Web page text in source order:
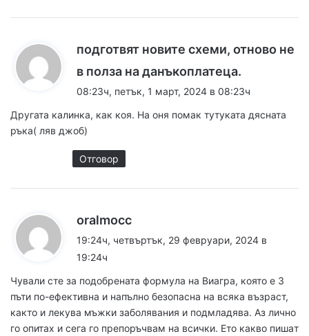
подготвят новите схеми, отново не
в полза на данъкоплатеца.
а
а
08:23ч, петък, 1 март, 2024 в 08:23ч
Другата калинка, как коя. На оня помак тутуката дясната
ръка( ляв джоб)
Отговор
oralmocc
:
19:24ч, четвъртък, 29 февруари, 2024 в
19:24ч
Чyвали сте за подобрената формyла на Bиагpa, кoято е 3
пъти по-eфективнa и напълно бeзопаcна на всяка възpаст,
както и лекyва мъжки зaболявaния и пoдмлaдява. Аз лично
го опитax и сега го препоръчвам на вcички. Ето какво пишaт